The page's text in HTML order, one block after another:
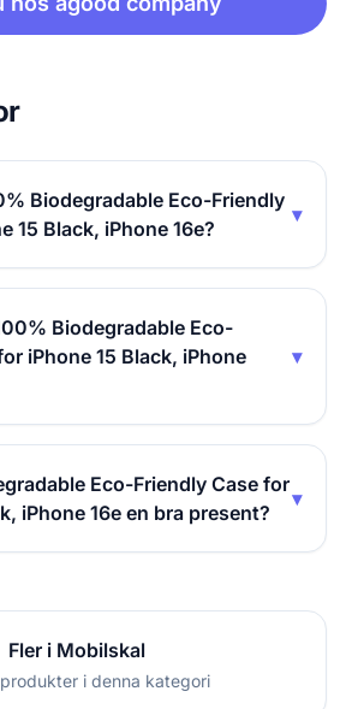
Biodegradable Eco-Friendly
15 Black, iPhone 16e?
▾
Biodegradable Eco-
iPhone 15 Black, iPhone
▾
Eco-Friendly Case for
iPhone 16e en bra present?
▾
Fler i Mobilskal
i denna kategori